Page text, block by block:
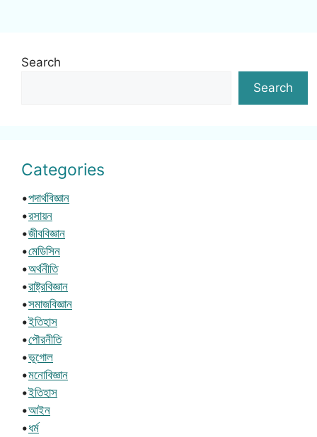
Search
Search
Categories
•পদার্থবিজ্ঞান
•রসায়ন
•জীববিজ্ঞান
•মেডিসিন
•অর্থনীতি
•রাষ্ট্রবিজ্ঞান
•সমাজবিজ্ঞান
•ইতিহাস
•পৌরনীতি
•ভূগোল
•মনোবিজ্ঞান
•ইতিহাস
•আইন
•ধর্ম